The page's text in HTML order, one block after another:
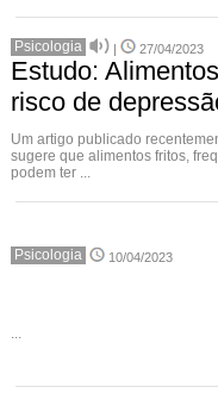
Psicologia | 27/04/2023
Estudo:
risco de
Um artigo publicado
sugere que alimentos fritos,
podem ter ...
Psicologia 10/04/2023
...